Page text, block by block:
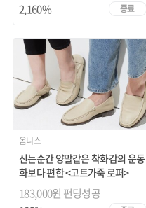
종료
2,160%
옴니스
신는순간 양말같은 착화감의 운동
화보다 편한 <고트가죽 로퍼>
183,000원 펀딩성공